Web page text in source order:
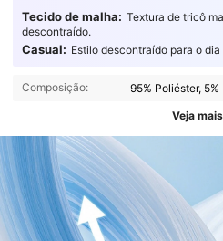
Tecido de malha: Textura de tricô
descontraído.
Casual: Estilo descontraído para o dia
Composição: 95% Poliéster,
Veja mais